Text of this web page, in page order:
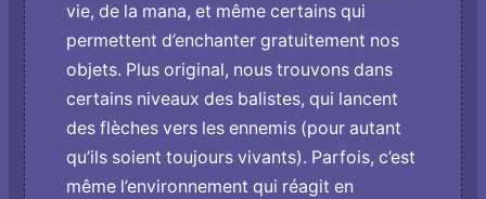
vie, de la mana, et même certains qui
permettent d’enchanter gratuitement nos
objets. Plus original, nous trouvons dans
certains niveaux des balistes, qui lancent
des flèches vers les ennemis (pour autant
qu’ils soient toujours vivants). Parfois, c’est
même l’environnement qui réagit en